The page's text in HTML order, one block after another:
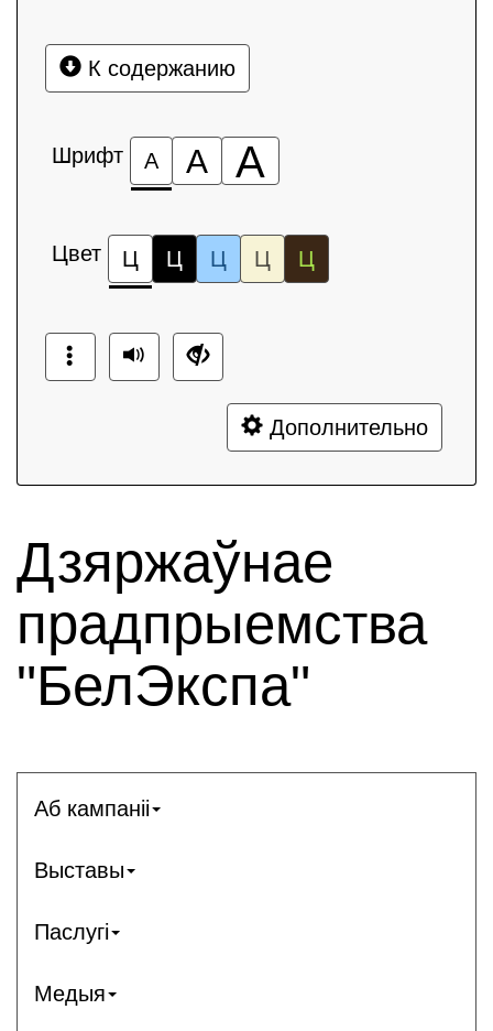
К содержанию
Шрифт А А А
Цвет Ц Ц Ц Ц Ц
Дополнительно
Дзяржаўнае
прадпрыемства
"БелЭкспа"
Аб кампаніі
Выставы
Паслугі
Медыя